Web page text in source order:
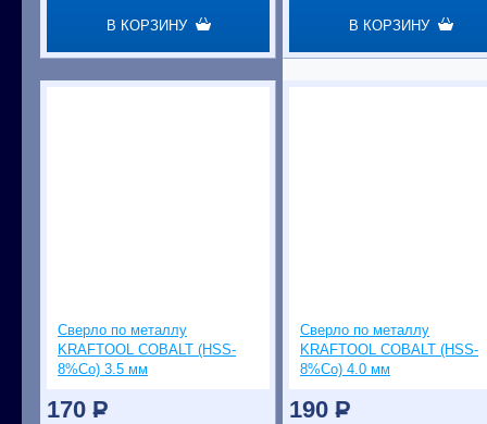
В КОРЗИНУ В КОРЗИНУ
Сверло по металлу
KRAFTOOL COBALT (HSS-
8%Co) 3.5 мм
170 P
Сверло по металлу
KRAFTOOL COBALT (HSS-
8%Co) 4.0 мм
190 P